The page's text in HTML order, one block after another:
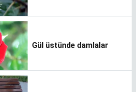
Gül üstünde damlalar